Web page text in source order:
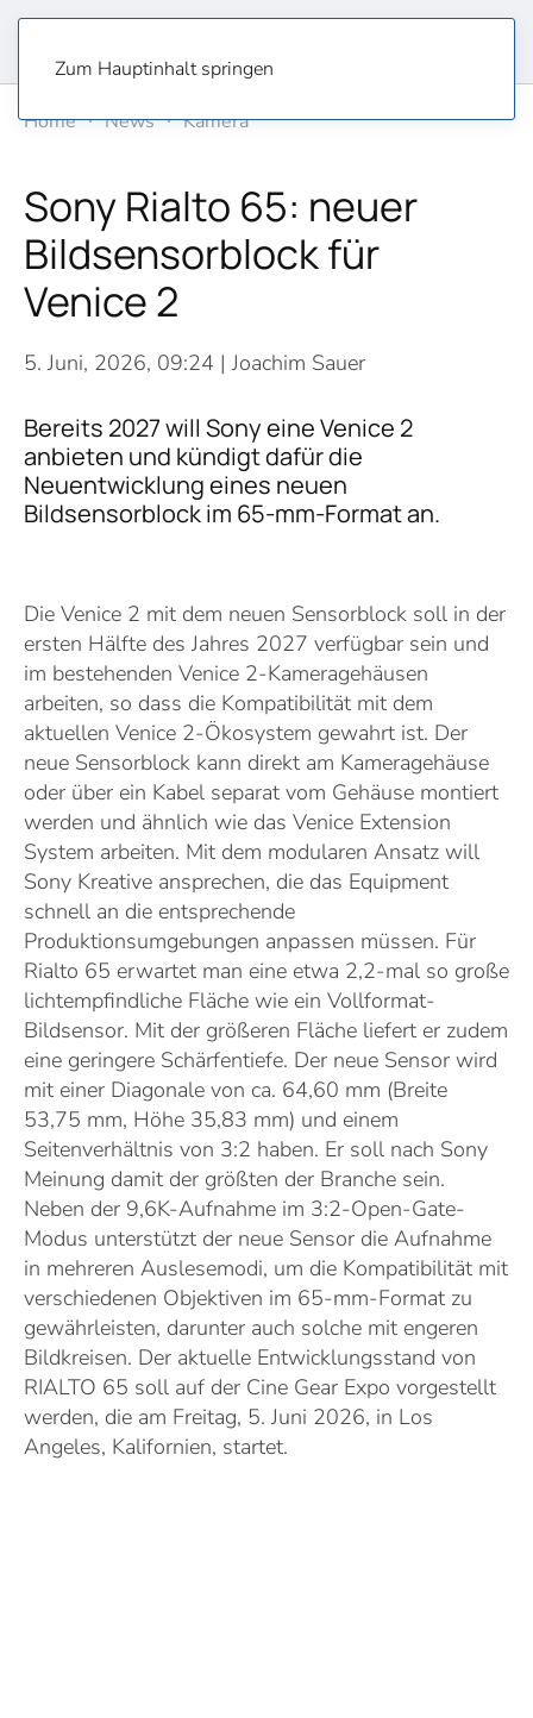
Zum Hauptinhalt springen
Home
News Kamera
Sony Rialto 65: neuer
Bildsensorblock für
Venice 2
5. Juni, 2026, 09:24 | Joachim Sauer
Bereits 2027 will Sony eine Venice 2
anbieten und kündigt dafür die
Neuentwicklung eines neuen
Bildsensorblock im 65-mm-Format an.
Die Venice 2 mit dem neuen Sensorblock soll in der
ersten Hälfte des Jahres 2027 verfügbar sein und
im bestehenden Venice 2-Kameragehäusen
arbeiten, so dass die Kompatibilität mit dem
aktuellen Venice 2-Ökosystem gewahrt ist. Der
neue Sensorblock kann direkt am Kameragehäuse
oder über ein Kabel separat vom Gehäuse montiert
werden und ähnlich wie das Venice Extension
System arbeiten. Mit dem modularen Ansatz will
Sony Kreative ansprechen, die das Equipment
schnell an die entsprechende
Produktionsumgebungen anpassen müssen. Für
Rialto 65 erwartet man eine etwa 2,2-mal so große
lichtempfindliche Fläche wie ein Vollformat-
Bildsensor. Mit der größeren Fläche liefert er zudem
eine geringere Schärfentiefe. Der neue Sensor wird
mit einer Diagonale von ca. 64,60 mm (Breite
53,75 mm, Höhe 35,83 mm) und einem
Seitenverhältnis von 3:2 haben. Er soll nach Sony
Meinung damit der größten der Branche sein.
Neben der 9,6K-Aufnahme im 3:2-Open-Gate-
Modus unterstützt der neue Sensor die Aufnahme
in mehreren Auslesemodi, um die Kompatibilität mit
verschiedenen Objektiven im 65-mm-Format zu
gewährleisten, darunter auch solche mit engeren
Bildkreisen. Der aktuelle Entwicklungsstand von
RIALTO 65 soll auf der Cine Gear Expo vorgestellt
werden, die am Freitag, 5. Juni 2026, in Los
Angeles, Kalifornien, startet.